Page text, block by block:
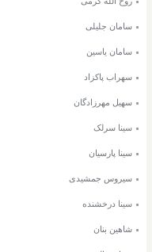
سامان جلیلی
سامان یاسین
سهراب پاکزاد
سهیل مهرزادگان
سینا سرلک
سینا پارسیان
سیروس جمشیدی
سینا درخشنده
شاهین بنان